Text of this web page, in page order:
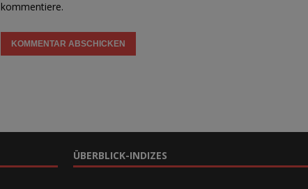
kommentiere.
ÜBERBLICK-INDIZES